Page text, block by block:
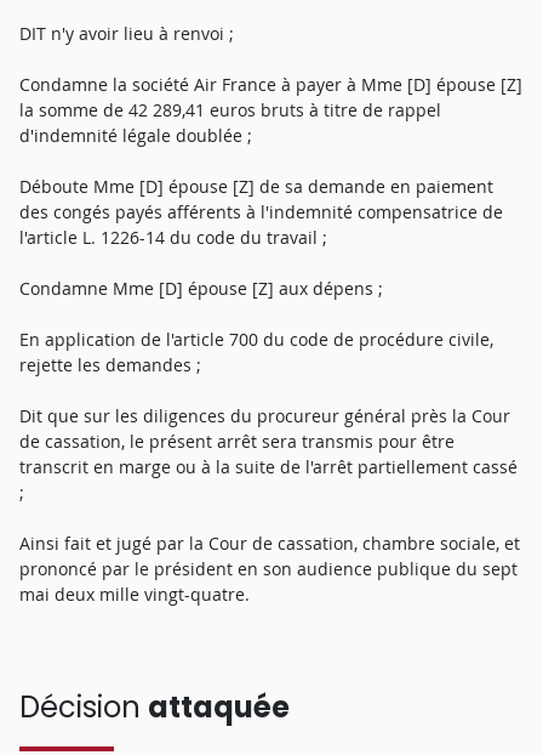
DIT n'y avoir lieu à renvoi ;
Condamne la société Air France à payer à Mme [D] épouse [Z]
la somme de 42 289,41 euros bruts à titre de rappel
d'indemnité légale doublée ;
Déboute Mme [D] épouse [Z] de sa demande en paiement
des congés payés afférents à l'indemnité compensatrice de
l'article L. 1226-14 du code du travail ;
Condamne Mme [D] épouse [Z] aux dépens ;
En application de l'article 700 du code de procédure civile,
rejette les demandes ;
Dit que sur les diligences du procureur général près la Cour
de cassation, le présent arrêt sera transmis pour être
transcrit en marge ou à la suite de l'arrêt partiellement cassé
;
Ainsi fait et jugé par la Cour de cassation, chambre sociale, et
prononcé par le président en son audience publique du sept
mai deux mille vingt-quatre.
Décision attaquée